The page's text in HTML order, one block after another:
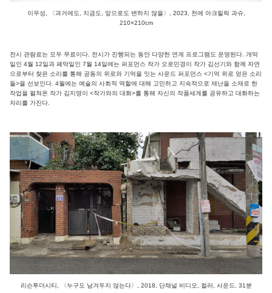
이우성, 〈과거에도, 지금도, 앞으로도 변하지 않을〉, 2023, 천에 아크릴릭 과슈,
210×210cm
전시 관람료는 모두 무료이다. 전시가 진행되는 동안 다양한 연계 프로그램도 운영된다. 개막
일인 4월 12일과 폐막일인 7월 14일에는 퍼포먼스 작가 오로민경이 작가 김선기와 함께 자연
으로부터 찾은 소리를 통해 공동의 위로와 기억을 잇는 사운드 퍼포먼스 <기억 위로 얻은 소리
들>을 선보인다. 4월에는 예술의 사회적 역할에 대해 고민하고 지속적으로 재난을 소재로 한
작업을 펼쳐온 작가 김지영이 <작가와의 대화>를 통해 자신의 작품세계를 공유하고 대화하는
자리를 가진다.
리슨투더시티, 〈누구도 남겨두지 않는다〉, 2018, 단채널 비디오, 컬러, 사운드, 31분